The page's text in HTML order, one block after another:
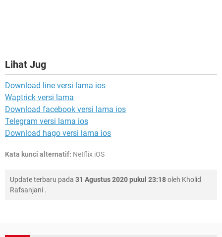
Lihat Jug
Download line versi lama ios
Waptrick versi lama
Download facebook versi lama ios
Telegram versi lama ios
Download hago versi lama ios
Kata kunci alternatif: Netflix iOS
Update terbaru pada 31 Agustus 2020 pukul 23:18oleh Kholid
Rafsanjani .